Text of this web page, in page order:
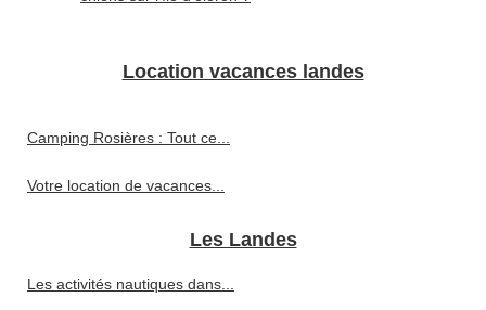
Location vacances landes
Camping Rosières : Tout ce...
Votre location de vacances...
Les Landes
Les activités nautiques dans...